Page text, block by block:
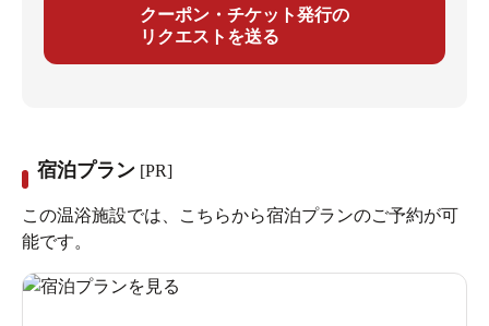
クーポン・チケット発行の
リクエストを送る
宿泊プラン [PR]
この温浴施設では、こちらから宿泊プランのご予約が可
能です。